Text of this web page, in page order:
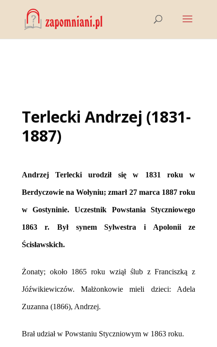
Terlecki Andrzej (1831-
1887)
Andrzej Terlecki urodził się w 1831 roku w
Berdyczowie na Wołyniu; zmarł 27 marca 1887 roku
w Gostyninie. Uczestnik Powstania Styczniowego
1863 r. Był synem Sylwestra i Apolonii ze
Ścisławskich.
Żonaty; około 1865 roku wziął ślub z Franciszką z
Jóźwikiewiczów. Małżonkowie mieli dzieci: Adela
Zuzanna (1866), Andrzej.
Brał udział w Powstaniu Styczniowym w 1863 roku.